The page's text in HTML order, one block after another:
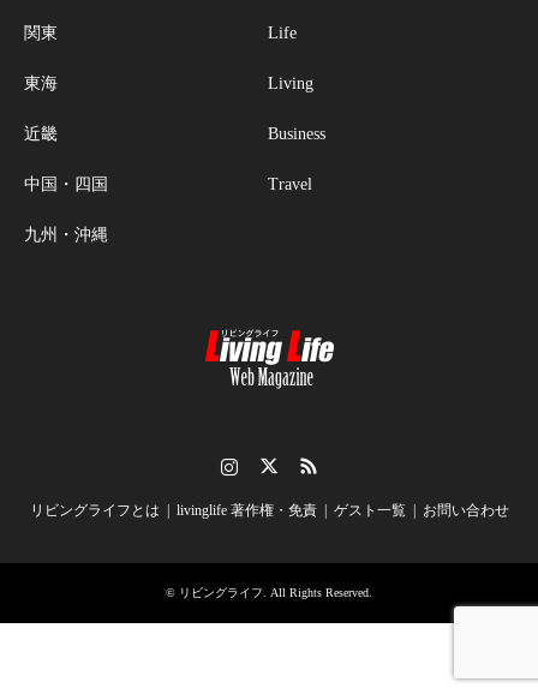
関東
東海
近畿
中国・四国
九州・沖縄
Life
Living
Business
Travel
リビングライフとは livinglife 著作権・免責 ゲスト一覧 お問い合わせ
© リビングライフ . All Rights Reserved.